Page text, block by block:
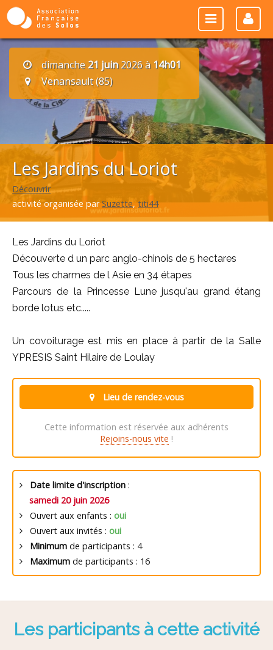
dimanche 21 juin2026 à 14h01
Venansault (85)
Les Jardins du Loriot
Découvrir
activité organisée parSuzette,titi44
Les Jardins du Loriot
Découverte d un parc anglo-chinois de 5 hectares
Tous les charmes de l Asie en 34 étapes
Parcours de la Princesse Lune jusqu'au grand étang
borde lotus etc.....
Un covoiturage est mis en place à partir de la Salle
YPRESIS Saint Hilaire de Loulay
Lieu de rendez-vous
Cette information est réservée aux adhérents
Rejoins-nous vite !
Date limite d'inscription :
samedi 20 juin 2026
Ouvert aux enfants : oui
Ouvert aux invités : oui
Minimum de participants : 4
Maximum de participants : 16
Les participants à cette activité